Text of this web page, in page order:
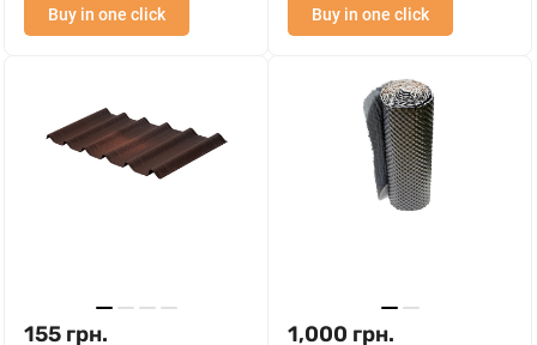
Buy in one click Buy in one click
155 грн. 1,000 грн.